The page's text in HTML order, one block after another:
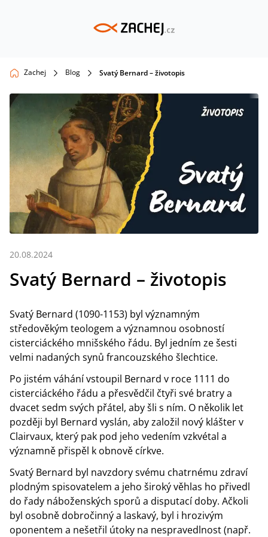
Zachej Blog Svatý Bernard – životopis
20.08.2024
Svatý Bernard – životopis
Svatý Bernard (1090-1153) byl významným
středověkým teologem a významnou osobností
cisterciáckého mnišského řádu. Byl jedním ze šesti
velmi nadaných synů francouzského šlechtice.
Po jistém váhání vstoupil Bernard v roce 1111 do
cisterciáckého řádu a přesvědčil čtyři své bratry a
dvacet sedm svých přátel, aby šli s ním. O několik let
později byl Bernard vyslán, aby založil nový klášter v
Clairvaux, který pak pod jeho vedením vzkvétal a
významně přispěl k obnově církve.
Svatý Bernard byl navzdory svému chatrnému zdraví
plodným spisovatelem a jeho široký věhlas ho přivedl
do řady náboženských sporů a disputací doby. Ačkoli
byl osobně dobročinný a laskavý, byl i hrozivým
oponentem a nešetřil útoky na nespravedlnost (např.